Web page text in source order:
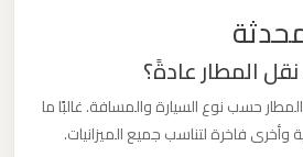
المطار عادةً؟
حسب نوع السيارة والمسافة. غالبًا ما
وأخرى فاخرة لتناسب جميع الميزانيات.